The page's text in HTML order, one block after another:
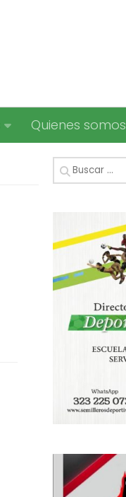
Quienes somos
Buscar: